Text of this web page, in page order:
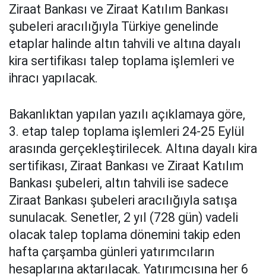
Ziraat Bankası ve Ziraat Katılım Bankası
şubeleri aracılığıyla Türkiye genelinde
etaplar halinde altın tahvili ve altına dayalı
kira sertifikası talep toplama işlemleri ve
ihracı yapılacak.
Bakanlıktan yapılan yazılı açıklamaya göre,
3. etap talep toplama işlemleri 24-25 Eylül
arasında gerçekleştirilecek. Altına dayalı kira
sertifikası, Ziraat Bankası ve Ziraat Katılım
Bankası şubeleri, altın tahvili ise sadece
Ziraat Bankası şubeleri aracılığıyla satışa
sunulacak. Senetler, 2 yıl (728 gün) vadeli
olacak talep toplama dönemini takip eden
hafta çarşamba günleri yatırımcıların
hesaplarına aktarılacak. Yatırımcısına her 6